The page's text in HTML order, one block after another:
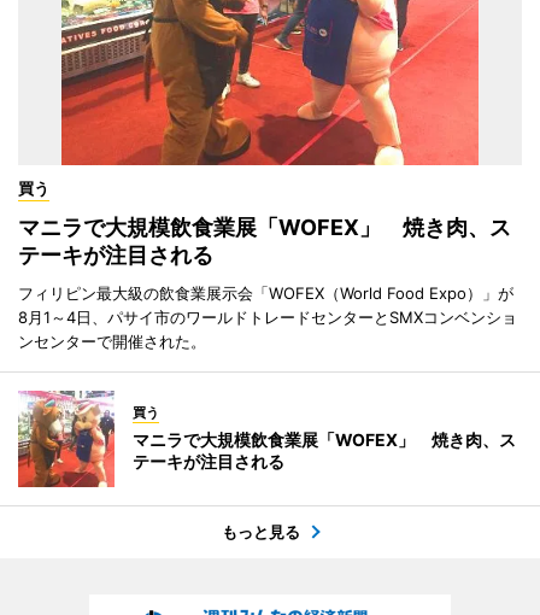
買う
マニラで大規模飲食業展「WOFEX」 焼き肉、ス
テーキが注目される
フィリピン最大級の飲食業展示会「WOFEX（World Food Expo）」が
8月1～4日、パサイ市のワールドトレードセンターとSMXコンベンショ
ンセンターで開催された。
買う
マニラで大規模飲食業展「WOFEX」 焼き肉、ス
テーキが注目される
もっと見る